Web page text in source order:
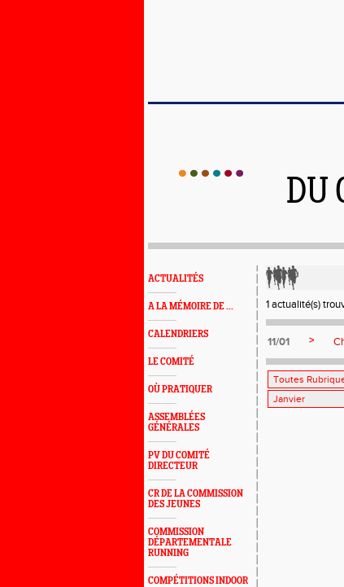
DU
ACTUALITÉS
A LA MÉMOIRE DE ...
CALENDRIERS
LE COMITÉ
OÙ PRATIQUER
ASSEMBLÉES
GÉNÉRALES
PV DU COMITÉ
DIRECTEUR
CR DE LA COMMISSION
DES JEUNES
COMMISSION
DÉPARTEMENTALE
RUNNING
COMPÉTITIONS INDOOR
1 actualité(s)
11/01 >